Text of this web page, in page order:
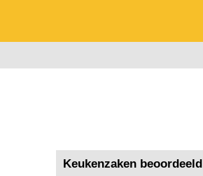
Keukenzaken beoordeeld